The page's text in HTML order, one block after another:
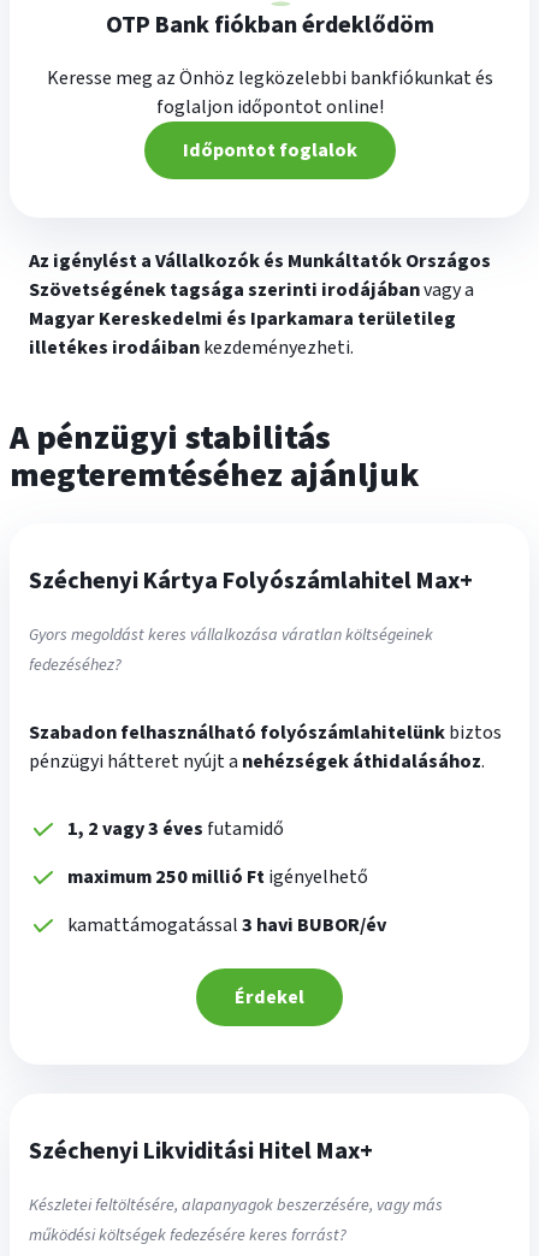
OTP Bank fiókban érdeklődöm
Keresse meg az Önhöz legközelebbi bankfiókunkat és
foglaljon időpontot online!
Időpontot foglalok
Az igénylést a Vállalkozók és Munkáltatók Országos
Szövetségének tagsága szerinti irodájábanvagy a
Magyar Kereskedelmi és Iparkamara területileg
illetékes irodáibankezdeményezheti.
A pénzügyi stabilitás
megteremtéséhez ajánljuk
Széchenyi Kártya Folyószámlahitel Max+
Gyors megoldást keres vállalkozása váratlan költségeinek
fedezéséhez?
Szabadon felhasználható folyószámlahitelünkbiztos
pénzügyi hátteret nyújt a nehézségek áthidalásához.
1, 2 vagy 3 éves futamidő
maximum 250 millió Ftigényelhető
kamattámogatással3 havi BUBOR/év
Érdekel
Széchenyi Likviditási Hitel Max+
Készletei feltöltésére, alapanyagok beszerzésére, vagy más
működési költségek fedezésére keres forrást?